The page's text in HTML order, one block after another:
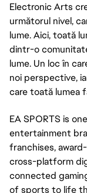
Electronic Arts
următorul nivel,
lume. Aici, toată
dintr-o
lume. Un loc în
noi perspective,
care toată lumea
EA SPORTS is
entertainment
franchises,
cross-platform
connected
of sports to life